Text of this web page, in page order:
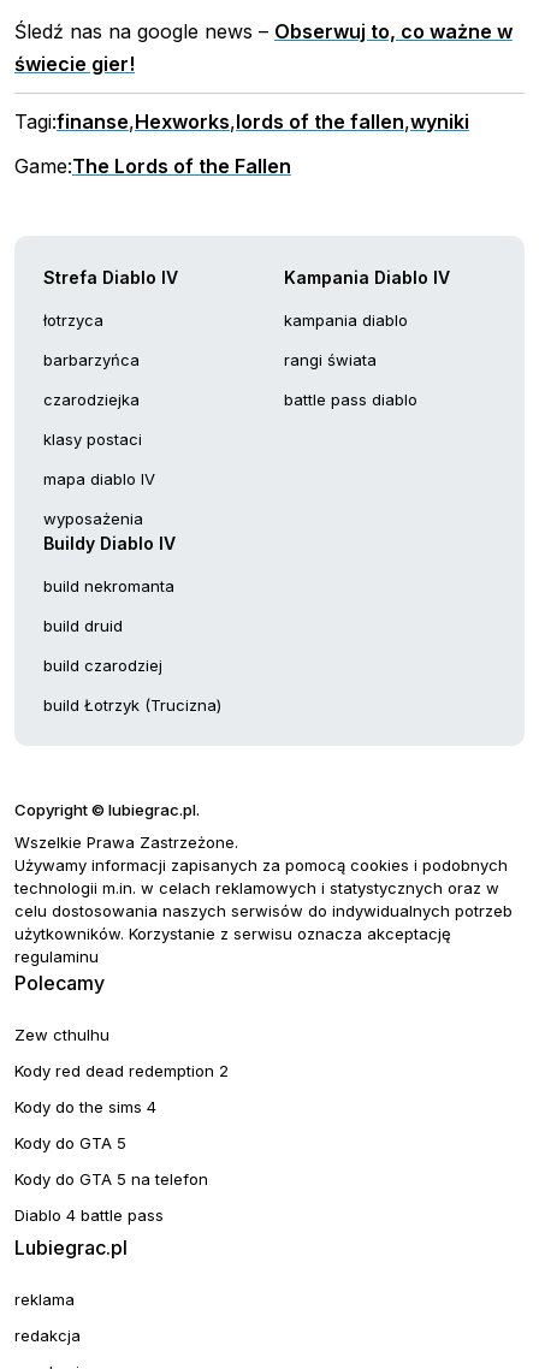
Śledź nas na google news – Obserwuj to, co ważne w
świecie gier!
Tagi:finanse,Hexworks,lords of the fallen,wyniki
Game:The Lords of the Fallen
Strefa Diablo IV
łotrzyca
barbarzyńca
czarodziejka
klasy postaci
mapa diablo IV
wyposażenia
Kampania Diablo IV
kampania diablo
rangi świata
battle pass diablo
Buildy Diablo IV
build nekromanta
build druid
build czarodziej
build Łotrzyk (Trucizna)
Copyright © lubiegrac.pl.
Wszelkie Prawa Zastrzeżone.
Używamy informacji zapisanych za pomocą cookies i podobnych
technologii m.in. w celach reklamowych i statystycznych oraz w
celu dostosowania naszych serwisów do indywidualnych potrzeb
użytkowników. Korzystanie z serwisu oznacza akceptację
regulaminu
Polecamy
Zew cthulhu
Kody red dead redemption 2
Kody do the sims 4
Kody do GTA 5
Kody do GTA 5 na telefon
Diablo 4 battle pass
Lubiegrac.pl
reklama
redakcja